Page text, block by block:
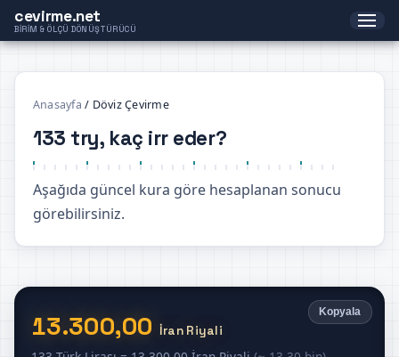
cevirme.net
BIRIM & ÖLÇÜ DÖNÜŞTÜRÜCÜ
Anasayfa / Döviz Çevirme
133 try, kaç irr eder?
Aşağıda güncel kura göre hesaplanan sonucu
görebilirsiniz.
Kopyala
13.300,00 İran Riyali